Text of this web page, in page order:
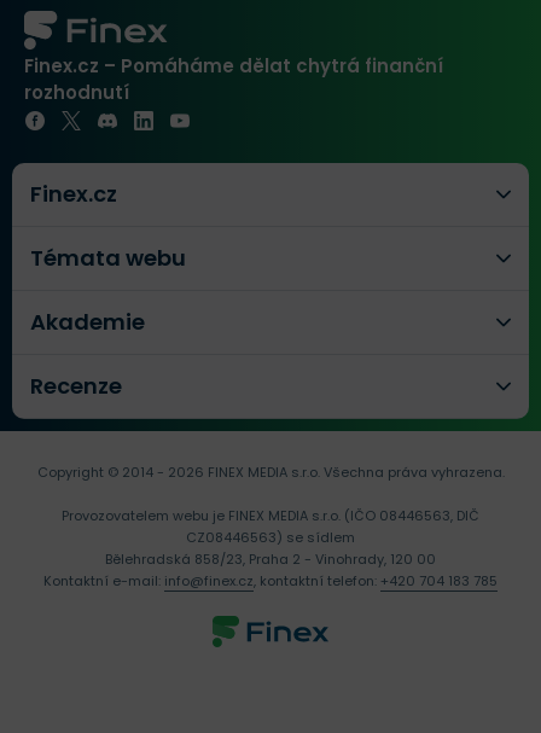
Finex.cz – Pomáháme dělat chytrá finanční
rozhodnutí
Finex.cz
Témata webu
Akademie
Recenze
Copyright © 2014 - 2026 FINEX MEDIA s.r.o.Všechna práva vyhrazena.
Provozovatelem webu je FINEX MEDIA s.r.o. (IČO 08446563, DIČ
CZ08446563) se sídlem
Bělehradská 858/23, Praha 2 - Vinohrady, 120 00
Kontaktní e-mail: info@finex.cz, kontaktní telefon: +420 704 183 785